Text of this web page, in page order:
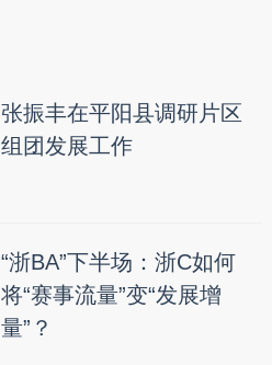
张振丰在平阳县调研片区
组团发展工作
“浙BA”下半场：浙C如何
将“赛事流量”变“发展增
量”？